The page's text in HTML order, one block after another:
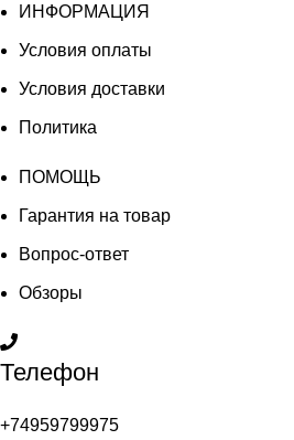
ИНФОРМАЦИЯ
Условия оплаты
Условия доставки
Политика
ПОМОЩЬ
Гарантия на товар
Вопрос-ответ
Обзоры
Телефон
+74959799975